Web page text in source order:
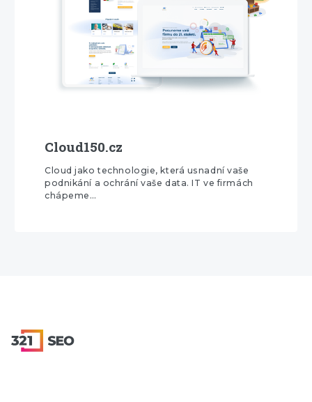
Cloud150.cz
Cloud jako technologie, která usnadní vaše
podnikání a ochrání vaše data. IT ve firmách
chápeme…